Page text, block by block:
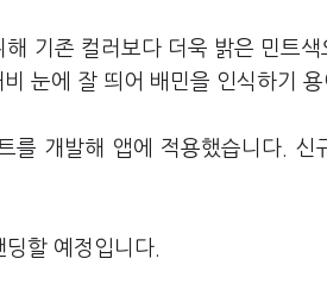
기존 컬러보다 더욱 밝은 민트
눈에 잘 띄어 배민을 인식하기 용
개발해 앱에 적용했습니다. 신
할 예정입니다.